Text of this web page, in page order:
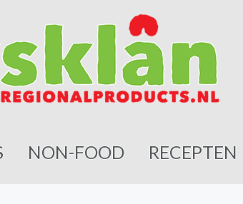
NON-FOOD RECEPTEN